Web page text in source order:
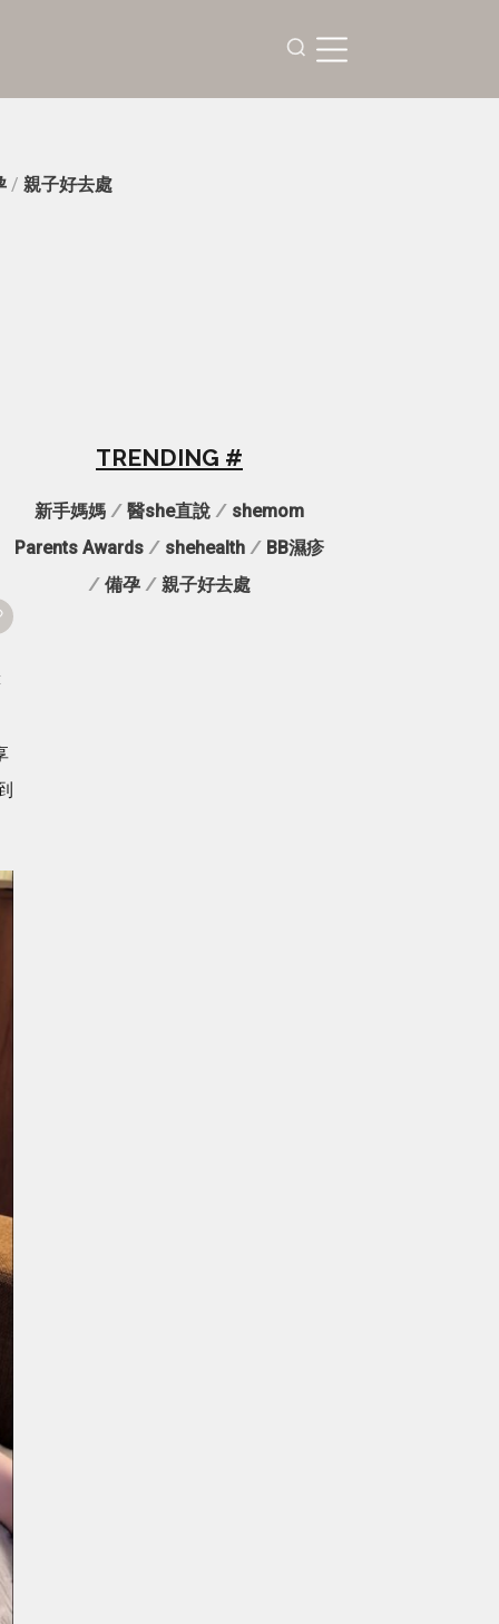
/ 親子好去處
TRENDING #
新手媽媽 / 醫she直說 / shemom
Parents Awards / shehealth / BB濕疹
/ 備孕 / 親子好去處